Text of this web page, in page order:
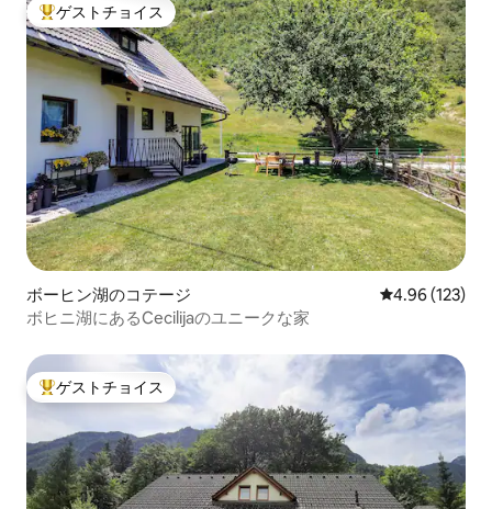
大好評のゲストチョイスです。
ゲストチョイス
ボーヒン湖のコテージ レビュー123
4.96 (123)
ボヒニ湖にあるCecilijaのユニークな家
大好評のゲストチョイスです。
ゲストチョイス